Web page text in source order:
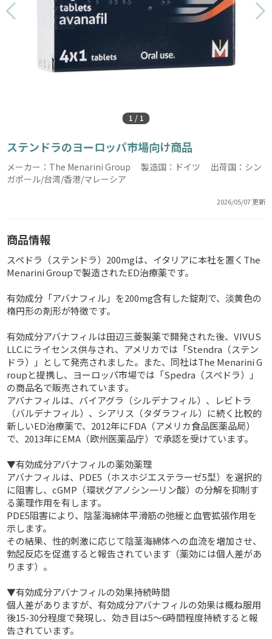
1 / 1
ステンドラのヨーロッパ市場向け商品
メーカー：The Menarini Group 製造国：ドイツ 出荷国：シン
ガポール/台湾/香港/マレーシア
2026/05/07 更新
商品情報
スペドラ（ステンドラ）200mgは、イタリアに本社を置くThe
Menarini Groupで製造されたED治療薬です。
有効成分「アバナフィル」を200mg含有した錠剤で、淡黄色の
楕円形の剤形が特徴です。
有効成分アバナフィルは田辺三菱製薬で開発された後、VIVUS
LLC.にライセンス供与され、アメリカでは「Stendra（ステン
ドラ）」として発売されました。また、同社はThe Menarini G
roupと提携し、ヨーロッパ市場では「Spedra（スペドラ）」
の商品名で販売されています。
アバナフィルは、バイアグラ（シルデナフィル）、レビトラ
（バルデナフィル）、シアリス（タダラフィル）に続く比較的
新しいED治療薬で、2012年にFDA（アメリカ食品医薬品局）
で、2013年にEMA（欧州医薬品庁）で承認を受けています。
▼有効成分アバナフィルの薬効薬理
アバナフィルは、PDE5（ホスホジエステラーゼ5型）を選択的
に阻害し、cGMP（環状グアノシン一リン酸）の分解を抑制す
る薬理作用を有します。
PDE5阻害により、陰茎海綿体平滑筋の弛緩と血管拡張作用を
示します。
その結果、性的刺激に応じて陰茎海綿体への血流を増加させ、
勃起反応を促進すると報告されています（薬効には個人差があ
ります）。
▼有効成分アバナフィルの効果持続時間
個人差がありますが、有効成分アバナフィルの効果は概ね服用
後15-30分程度で発現し、効き目は5～6時間程度持続すると報
告されています。